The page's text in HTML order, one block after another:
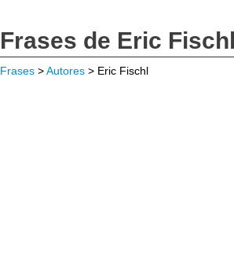
Frases de Eric Fischl
Frases >Autores > Eric Fischl